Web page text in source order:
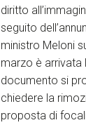
diritto
seguito
ministro Meloni
marzo è arrivata
documento si
chiedere la
proposta di